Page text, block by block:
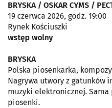
BRYSKA / OSKAR CYMS /
19 czerwca 2026, godz. 19:00
Rynek Kościuszki
wstęp wolny
BRYSKA
Polska piosenkarka,
Nagrywa utwory z gatunków
muzyki elektronicznej.
piosenki.